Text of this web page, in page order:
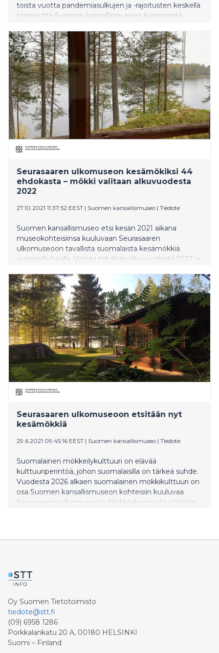
toista vuotta pandemiasulkujen ja -rajoitusten keskellä
toiminutta Suomen kansallismuseon kymmentä
vuoden kävijäennätys Vankilassa, kesän ennätykset
Hämeen linnassa ja Olavinlinnassa sekä
Kansallismuseon perusnäyttelyuudistuksen
valmistuminen. Vaihtuvista näyttelyistä Nick Ervinckin
veistokset Hämeen linnassa ja Sami Parkkisen
valokuvanäyttely Isä ja poika Kansallismuseossa
keräsivät positiivista palautetta. Vuosi huipentui 2200
esineen saamelaiskokoelman palauttamiseen
Saamelaismuseo Siidalle ja repatriaatiota
kunnioittavan näyttelyn avautumiseen
Kansallismuseossa. Suomen kansallismuseon avoinna
pitämissä kymmenessä museokohteessa vieraili
Seurasaaren ulkomuseon kesämökiksi 44
ehdokasta – mökki valitaan alkuvuodesta
2022
27.10.2021 11:37:52 EEST | Suomen kansallismuseo | Tiedote
Suomen kansallismuseo etsi kesän 2021 aikana
museokohteisiinsa kuuluvaan Seurasaaren
ulkomuseoon tavallista suomalaista kesämökkiä
avoimella haulla. Valinta tehdään alkuvuodesta 2022 ja
2026.
Seurasaaren ulkomuseoon etsitään nyt
kesämökkiä
29.6.2021 09:45:16 EEST | Suomen kansallismuseo | Tiedote
Suomalainen mökkeilykulttuuri on elävää
kulttuuriperintöä, johon suomalaisilla on tärkeä suhde.
Vuodesta 2026 alkaen suomalainen mökkikulttuuri on
osa Suomen kansallismuseon kohteisiin kuuluvaa
Seurasaaren ulkomuseota. Mökkirakennusta etsitään
Oy Suomen Tietotoimisto
tiedote@stt.fi
(09) 6958 1286
Porkkalankatu 20 A, 00180 HELSINKI
Suomi – Finland